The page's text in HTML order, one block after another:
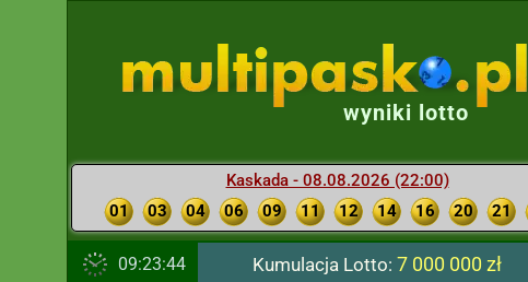
wyniki lotto
Kaskada - 08.08.2026 (22:00)
01
03 04 06 09 11 12 14 16 20 21
09:23:45 Kumulacja Lotto: 7 000 000 zł